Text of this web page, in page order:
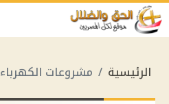
الرئيسية مشروعات الكهرباء